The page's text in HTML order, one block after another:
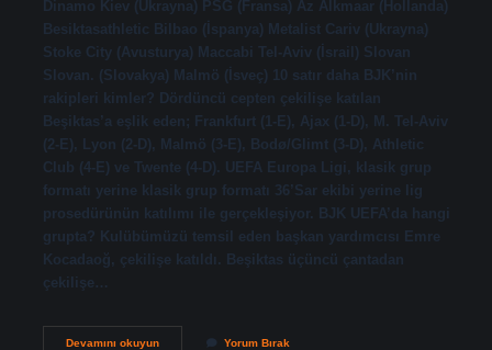
Dinamo Kiev (Ukrayna) PSG (Fransa) Az Alkmaar (Hollanda)
Besiktasathletic Bilbao (İspanya) Metalist Cariv (Ukrayna)
Stoke City (Avusturya) Maccabi Tel-Aviv (İsrail) Slovan
Slovan. (Slovakya) Malmö (İsveç) 10 satır daha BJK’nin
rakipleri kimler? Dördüncü cepten çekilişe katılan
Beşiktas’a eşlik eden; Frankfurt (1-E), Ajax (1-D), M. Tel-Aviv
(2-E), Lyon (2-D), Malmö (3-E), Bodø/Glimt (3-D), Athletic
Club (4-E) ve Twente (4-D). UEFA Europa Ligi, klasik grup
formatı yerine klasik grup formatı 36’Sar ekibi yerine lig
prosedürünün katılımı ile gerçekleşiyor. BJK UEFA’da hangi
grupta? Kulübümüzü temsil eden başkan yardımcısı Emre
Kocadaoğ, çekilişe katıldı. Beşiktas üçüncü çantadan
çekilişe…
Devamını okuyunBeşiktaş
Yorum Bırak